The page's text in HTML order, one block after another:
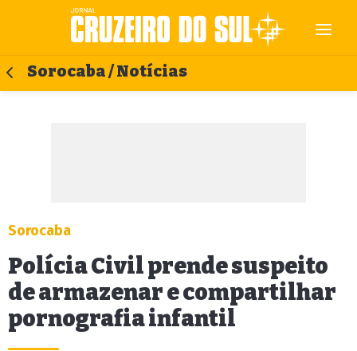
Sorocaba / Notícias
Sorocaba
Polícia Civil prende suspeito
de armazenar e compartilhar
pornografia infantil